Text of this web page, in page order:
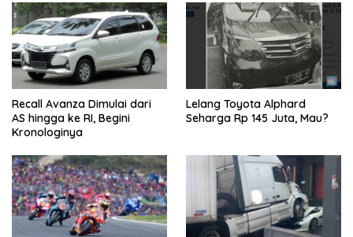
Recall Avanza Dimulai dari
AS hingga ke RI, Begini
Kronologinya
Lelang Toyota Alphard
Seharga Rp 145 Juta, Mau?